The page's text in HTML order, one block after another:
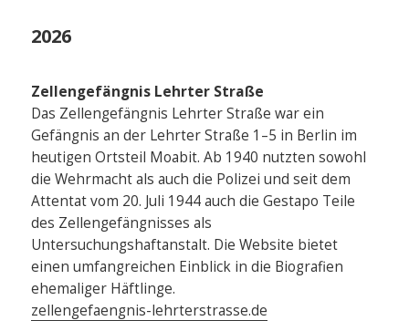
2026
Zellengefängnis Lehrter Straße
Das Zellengefängnis Lehrter Straße war ein
Gefängnis an der Lehrter Straße 1–5 in Berlin im
heutigen Ortsteil Moabit. Ab 1940 nutzten sowohl
die Wehrmacht als auch die Polizei und seit dem
Attentat vom 20. Juli 1944 auch die Gestapo Teile
des Zellengefängnisses als
Untersuchungshaftanstalt. Die Website bietet
einen umfangreichen Einblick in die Biografien
ehemaliger Häftlinge.
zellengefaengnis-lehrterstrasse.de